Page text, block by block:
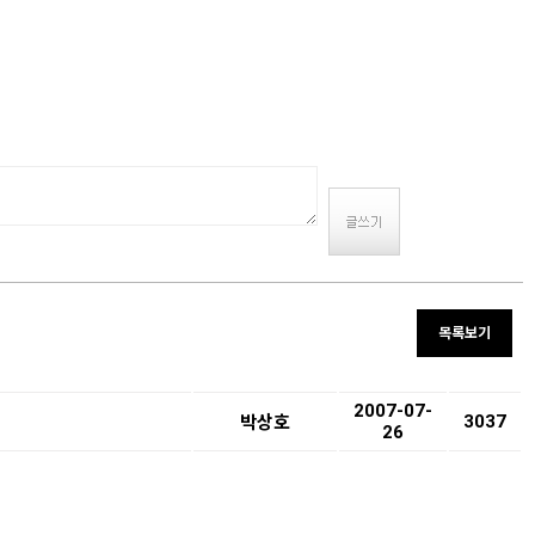
목록보기
박상호
2007-07-
26
3037